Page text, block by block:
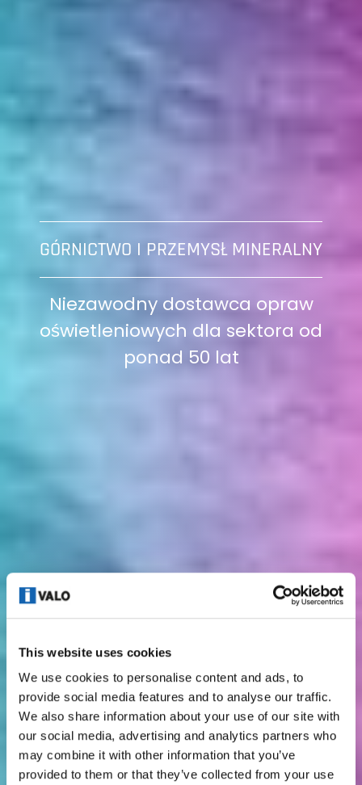
This website uses cookies
We use cookies to personalise content and ads, to
provide social media features and to analyse our traffic.
We also share information about your use of our site with
our social media, advertising and analytics partners who
may combine it with other information that you’ve
provided to them or that they’ve collected from your use
GÓRNICTWO I PRZEMYSŁ MINERALNY
Niezawodny dostawca opraw
oświetleniowych dla sektora od
ponad 50 lat